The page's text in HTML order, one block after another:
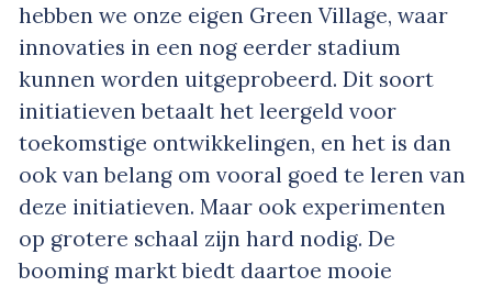
hebben we onze eigen Green Village, waar
innovaties in een nog eerder stadium
kunnen worden uitgeprobeerd. Dit soort
initiatieven betaalt het leergeld voor
toekomstige ontwikkelingen, en het is dan
ook van belang om vooral goed te leren van
deze initiatieven. Maar ook experimenten
op grotere schaal zijn hard nodig. De
booming markt biedt daartoe mooie